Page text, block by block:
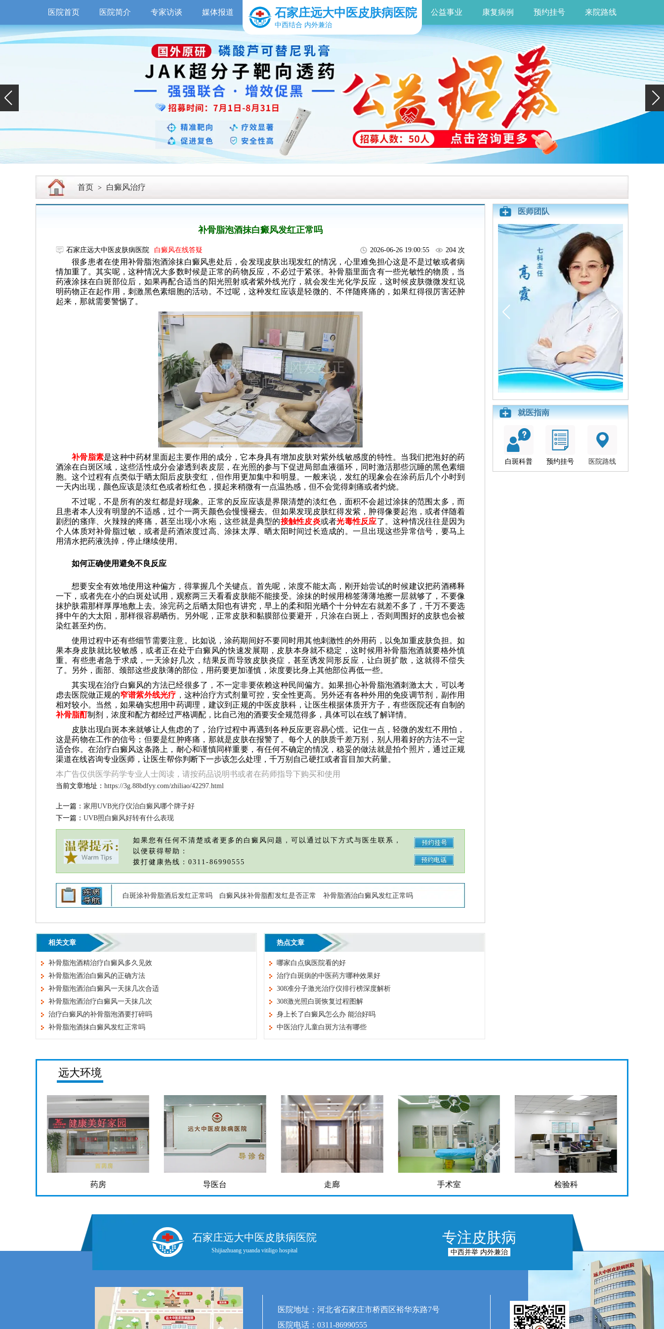
医院首页 医院简介 专家访谈 媒体报道 石家庄远大中医皮肤病医院
中西结合 内外兼治
公益事业 康复病例 预约挂号 来院路线
首页 > 白癜风治疗
补骨脂泡酒抹白癜风发红正常吗
石家庄远大中医皮肤病医院 白癜风在线答疑 2026-06-26 19:00:55 204 次
很多患者在使用补骨脂泡酒涂抹白癜风患处后，会发现皮肤出现发红的情况，心里难免担心这是不是过敏或者病
情加重了。其实呢，这种情况大多数时候是正常的药物反应，不必过于紧张。补骨脂里面含有一些光敏性的物质，当
药液涂抹在白斑部位后，如果再配合适当的阳光照射或者紫外线光疗，就会发生光化学反应，这时候皮肤微微发红说
明药物正在起作用，刺激黑色素细胞的活动。不过呢，这种发红应该是轻微的、不伴随疼痛的，如果红得很厉害还肿
起来，那就需要警惕了。
补骨脂素是这种中药材里面起主要作用的成分，它本身具有增加皮肤对紫外线敏感度的特性。当我们把泡好的药
酒涂在白斑区域，这些活性成分会渗透到表皮层，在光照的参与下促进局部血液循环，同时激活那些沉睡的黑色素细
胞。这个过程有点类似于晒太阳后皮肤变红，但作用更加集中和明显。一般来说，发红的现象会在涂药后几个小时到
一天内出现，颜色应该是淡红色或者粉红色，摸起来稍微有一点温热感，但不会觉得刺痛或者灼烧。
不过呢，不是所有的发红都是好现象。正常的反应应该是界限清楚的淡红色，面积不会超过涂抹的范围太多，而
且患者本人没有明显的不适感，过个一两天颜色会慢慢褪去。但如果发现皮肤红得发紫，肿得像要起泡，或者伴随着
剧烈的瘙痒、火辣辣的疼痛，甚至出现小水疱，这些就是典型的接触性皮炎或者光毒性反应了。这种情况往往是因为
个人体质对补骨脂过敏，或者是药酒浓度过高、涂抹太厚、晒太阳时间过长造成的。一旦出现这些异常信号，要马上
用清水把药液洗掉，停止继续使用。
如何正确使用避免不良反应
想要安全有效地使用这种偏方，得掌握几个关键点。首先呢，浓度不能太高，刚开始尝试的时候建议把药酒稀释
一下，或者先在小的白斑处试用，观察两三天看看皮肤能不能接受。涂抹的时候用棉签薄薄地擦一层就够了，不要像
抹护肤霜那样厚厚地敷上去。涂完药之后晒太阳也有讲究，早上的柔和阳光晒个十分钟左右就差不多了，千万不要选
择中午的大太阳，那样很容易晒伤。另外呢，正常皮肤和黏膜部位要避开，只涂在白斑上，否则周围好的皮肤也会被
染红甚至灼伤。
使用过程中还有些细节需要注意。比如说，涂药期间好不要同时用其他刺激性的外用药，以免加重皮肤负担。如
果本身皮肤就比较敏感，或者正在处于白癜风的快速发展期，皮肤本身就不稳定，这时候用补骨脂泡酒就要格外慎
重。有些患者急于求成，一天涂好几次，结果反而导致皮肤炎症，甚至诱发同形反应，让白斑扩散，这就得不偿失
了。另外，面部、颈部这些皮肤薄的部位，用药要更加谨慎，浓度要比身上其他部位再低一些。
其实现在治疗白癜风的方法已经很多了，不一定非要依赖这种民间偏方。如果担心补骨脂泡酒刺激太大，可以考
虑去医院做正规的窄谱紫外线光疗 ，这种治疗方式剂量可控，安全性更高。另外还有各种外用的免疫调节剂，副作用
相对较小。当然，如果确实想用中药调理，建议到正规的中医皮肤科，让医生根据体质开方子，有些医院还有自制的
补骨脂酊制剂，浓度和配方都经过严格调配，比自己泡的酒要安全规范得多，具体可以在线了解详情。
皮肤出现白斑本来就够让人焦虑的了，治疗过程中再遇到各种反应更容易心慌。记住一点，轻微的发红不用怕，
这是药物在工作的信号；但要是红肿疼痛，那就是皮肤在报警了。每个人的肤质千差万别，别人用着好的方法不一定
适合你。在治疗白癜风这条路上，耐心和谨慎同样重要，有任何不确定的情况，稳妥的做法就是拍个照片，通过正规
渠道在线咨询专业医师，让医生帮你判断下一步该怎么处理，千万别自己硬扛或者盲目加大药量。
本广告仅供医学药学专业人士阅读，请按药品说明书或者在药师指导下购买和使用
当前文章地址： https://3g.88bdfyy.com/zhiliao/42297.html
上一篇： 家用UVB光疗仪治白癜风哪个牌子好
下一篇： UVB照白癜风好转有什么表现
如果您有任何不清楚或者更多的白癜风问题，可以通过以下方式与医生联系，
以便获得帮助：
拨打健康热线：0311-86990555
白斑涂补骨脂酒后发红正常吗 白癜风抹补骨脂酊发红是否正常 补骨脂酒治白癜风发红正常吗
相关文章
补骨脂泡酒精治疗白癜风多久见效
补骨脂泡酒治白癜风的正确方法
补骨脂泡酒治白癜风一天抹几次合适
补骨脂泡酒治疗白癜风一天抹几次
治疗白癜风的补骨脂泡酒要打碎吗
补骨脂泡酒抹白癜风发红正常吗
热点文章
哪家白点疯医院看的好
治疗白斑病的中医药方哪种效果好
308准分子激光治疗仪排行榜深度解析
308激光照白斑恢复过程图解
身上长了白癜风怎么办 能治好吗
中医治疗儿童白斑方法有哪些
医师团队
就医指南
白斑科普 预约挂号 医院路线
远大环境
药房 导医台 走廊 手术室 检验科
石家庄远大中医皮肤病医院
Shijiazhuang yuanda vitiligo hospital
专注皮肤病
中西并举 内外兼治
医院地址：河北省石家庄市桥西区裕华东路7号
医院电话：0311-86990555